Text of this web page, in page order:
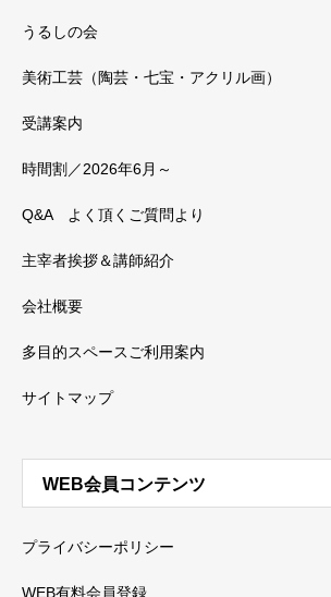
うるしの会
美術工芸（陶芸・七宝・アクリル画）
受講案内
時間割／2026年6月～
Q&A よく頂くご質問より
主宰者挨拶＆講師紹介
会社概要
多目的スペースご利用案内
サイトマップ
WEB会員コンテンツ
プライバシーポリシー
WEB有料会員登録